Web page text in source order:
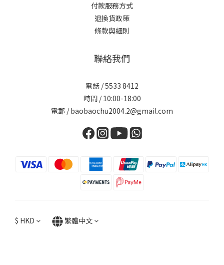
付款服務方式
退換貨政策
條款與細則
聯絡我們
電話 / 5533 8412
時間 / 10:00-18:00
電郵 / baobaochu2004.2@gmail.com
$ HKD 繁體中文